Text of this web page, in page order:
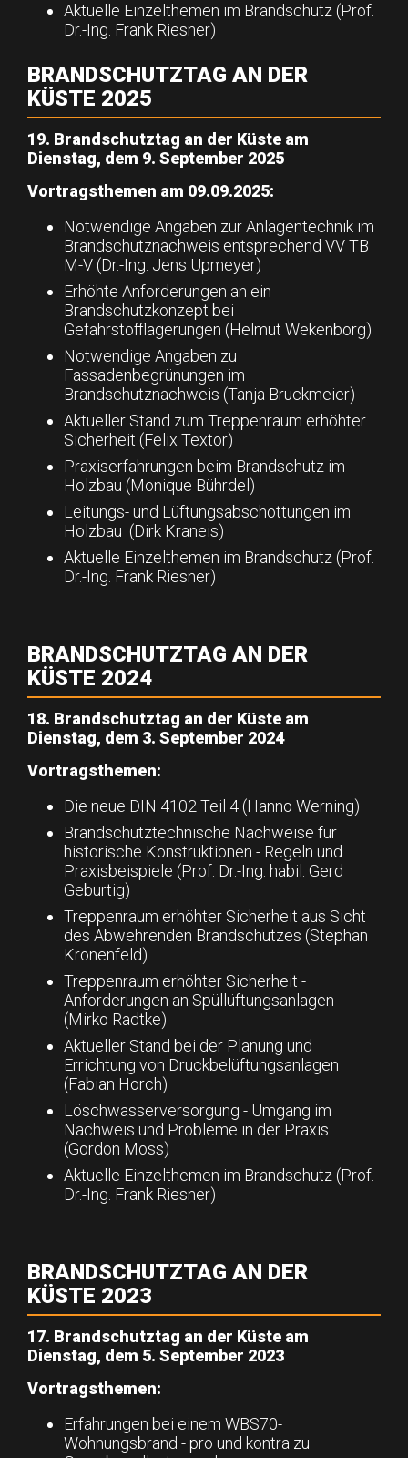
Aktuelle Einzelthemen im Brandschutz (Prof.
Dr.-Ing. Frank Riesner)
BRANDSCHUTZTAG AN DER
KÜSTE 2025
19. Brandschutztag an der Küste am
Dienstag, dem 9. September 2025
Vortragsthemen am 09.09.2025:
Notwendige Angaben zur Anlagentechnik im
Brandschutznachweis entsprechend VV TB
M-V (Dr.-Ing. Jens Upmeyer)
Erhöhte Anforderungen an ein
Brandschutzkonzept bei
Gefahrstofflagerungen (Helmut Wekenborg)
Notwendige Angaben zu
Fassadenbegrünungen im
Brandschutznachweis (Tanja Bruckmeier)
Aktueller Stand zum Treppenraum erhöhter
Sicherheit (Felix Textor)
Praxiserfahrungen beim Brandschutz im
Holzbau (Monique Bührdel)
Leitungs- und Lüftungsabschottungen im
Holzbau (Dirk Kraneis)
Aktuelle Einzelthemen im Brandschutz (Prof.
Dr.-Ing. Frank Riesner)
BRANDSCHUTZTAG AN DER
KÜSTE 2024
18. Brandschutztag an der Küste am
Dienstag, dem 3. September 2024
Vortragsthemen:
Die neue DIN 4102 Teil 4 (Hanno Werning)
Brandschutztechnische Nachweise für
historische Konstruktionen - Regeln und
Praxisbeispiele (Prof. Dr.-Ing. habil. Gerd
Geburtig)
Treppenraum erhöhter Sicherheit aus Sicht
des Abwehrenden Brandschutzes (Stephan
Kronenfeld)
Treppenraum erhöhter Sicherheit -
Anforderungen an Spüllüftungsanlagen
(Mirko Radtke)
Aktueller Stand bei der Planung und
Errichtung von Druckbelüftungsanlagen
(Fabian Horch)
Löschwasserversorgung - Umgang im
Nachweis und Probleme in der Praxis
(Gordon Moss)
Aktuelle Einzelthemen im Brandschutz (Prof.
Dr.-Ing. Frank Riesner)
BRANDSCHUTZTAG AN DER
KÜSTE 2023
17. Brandschutztag an der Küste am
Dienstag, dem 5. September 2023
Vortragsthemen:
Erfahrungen bei einem WBS70-
Wohnungsbrand - pro und kontra zu